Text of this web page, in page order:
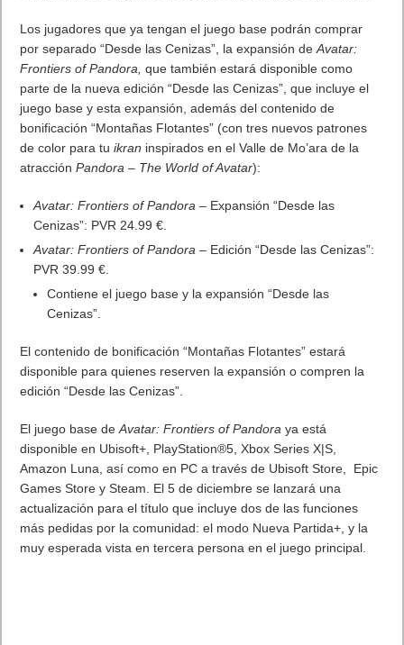
Los jugadores que ya tengan el juego base podrán comprar
por separado “Desde las Cenizas”, la expansión deAvatar:
Frontiers of Pandora,que también estará disponible como
parte de la nueva edición “Desde las Cenizas”, que incluye el
juego base y esta expansión, además del contenido de
bonificación “Montañas Flotantes” (con tres nuevos patrones
de color para tuikran inspirados en el Valle de Mo’ara de la
atracciónPandora – The World of Avatar):
Avatar: Frontiers of Pandora – Expansión “Desde las
Cenizas”: PVR 24.99 €.
Avatar: Frontiers of Pandora – Edición “Desde las Cenizas”:
PVR 39.99 €.
Contiene el juego base y la expansión “Desde las
Cenizas”.
El contenido de bonificación “Montañas Flotantes” estará
disponible para quienes reserven la expansión o compren la
edición “Desde las Cenizas”.
El juego base deAvatar: Frontiers of Pandora ya está
disponible en Ubisoft+, PlayStation®5, Xbox Series X|S,
Amazon Luna, así como en PC a través de Ubisoft Store, Epic
Games Store y Steam. El 5 de diciembre se lanzará una
actualización para el título que incluye dos de las funciones
más pedidas por la comunidad: el modo Nueva Partida+, y la
muy esperada vista en tercera persona en el juego principal.